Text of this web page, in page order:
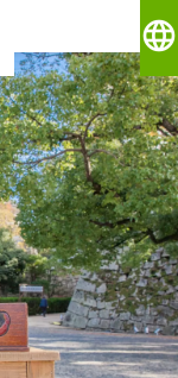
language